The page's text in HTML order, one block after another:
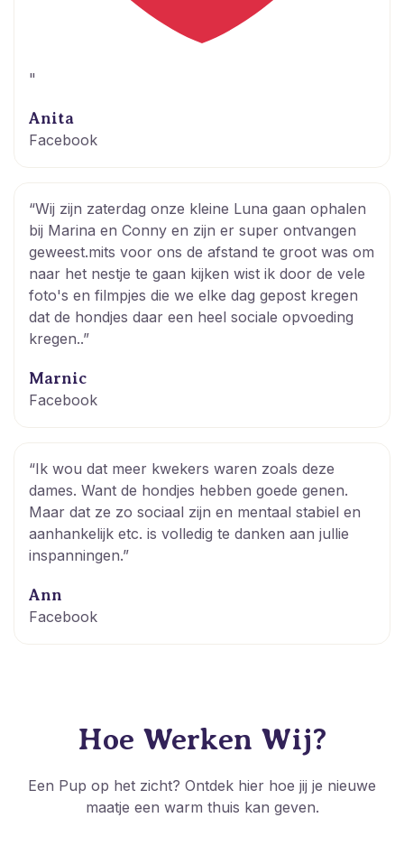
"
Anita
Facebook
“Wij zijn zaterdag onze kleine Luna gaan ophalen
bij Marina en Conny en zijn er super ontvangen
geweest.mits voor ons de afstand te groot was om
naar het nestje te gaan kijken wist ik door de vele
foto's en filmpjes die we elke dag gepost kregen
dat de hondjes daar een heel sociale opvoeding
kregen..”
Marnic
Facebook
“Ik wou dat meer kwekers waren zoals deze
dames. Want de hondjes hebben goede genen.
Maar dat ze zo sociaal zijn en mentaal stabiel en
aanhankelijk etc. is volledig te danken aan jullie
inspanningen.”
Ann
Facebook
Hoe Werken Wij?
Een Pup op het zicht? Ontdek hier hoe jij je nieuwe
maatje een warm thuis kan geven.